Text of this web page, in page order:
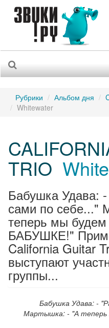
Рубрики Альбом дня
Whitewater
TRIO
Бабушка Удава:
сами по себе..."
теперь мы
БАБУШКЕ!"
California Guitar
выступают
группы...
Бабушка Удава: -
Мартышка: - "А